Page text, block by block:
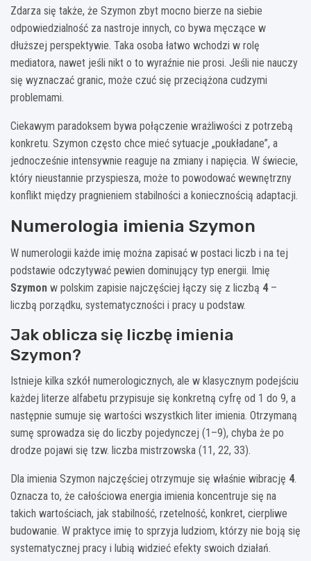
Zdarza się także, że Szymon zbyt mocno bierze na siebie
odpowiedzialność za nastroje innych, co bywa męczące w
dłuższej perspektywie. Taka osoba łatwo wchodzi w rolę
mediatora, nawet jeśli nikt o to wyraźnie nie prosi. Jeśli nie nauczy
się wyznaczać granic, może czuć się przeciążona cudzymi
problemami.
Ciekawym paradoksem bywa połączenie wrażliwości z potrzebą
konkretu. Szymon często chce mieć sytuacje „poukładane”, a
jednocześnie intensywnie reaguje na zmiany i napięcia. W świecie,
który nieustannie przyspiesza, może to powodować wewnętrzny
konflikt między pragnieniem stabilności a koniecznością adaptacji.
Numerologia imienia Szymon
W numerologii każde imię można zapisać w postaci liczb i na tej
podstawie odczytywać pewien dominujący typ energii. Imię
Szymon w polskim zapisie najczęściej łączy się z liczbą 4–
liczbą porządku, systematyczności i pracy u podstaw.
Jak oblicza się liczbę imienia
Szymon?
Istnieje kilka szkół numerologicznych, ale w klasycznym podejściu
każdej literze alfabetu przypisuje się konkretną cyfrę od 1 do 9, a
następnie sumuje się wartości wszystkich liter imienia. Otrzymaną
sumę sprowadza się do liczby pojedynczej (1–9), chyba że po
drodze pojawi się tzw. liczba mistrzowska (11, 22, 33).
Dla imienia Szymon najczęściej otrzymuje się właśnie wibrację 4.
Oznacza to, że całościowa energia imienia koncentruje się na
takich wartościach, jak stabilność, rzetelność, konkret, cierpliwe
budowanie. W praktyce imię to sprzyja ludziom, którzy nie boją się
systematycznej pracy i lubią widzieć efekty swoich działań.